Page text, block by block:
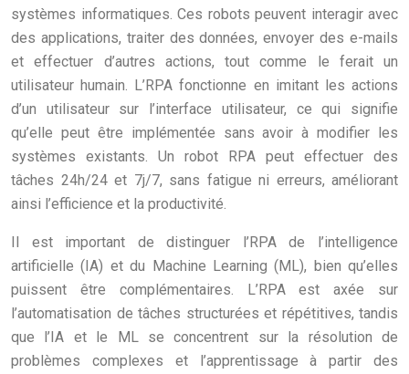
systèmes informatiques. Ces robots peuvent interagir avec
des applications, traiter des données, envoyer des e-mails
et effectuer d’autres actions, tout comme le ferait un
utilisateur humain. L’RPA fonctionne en imitant les actions
d’un utilisateur sur l’interface utilisateur, ce qui signifie
qu’elle peut être implémentée sans avoir à modifier les
systèmes existants. Un robot RPA peut effectuer des
tâches 24h/24 et 7j/7, sans fatigue ni erreurs, améliorant
ainsi l’efficience et la productivité.
Il est important de distinguer l’RPA de l’intelligence
artificielle (IA) et du Machine Learning (ML), bien qu’elles
puissent être complémentaires. L’RPA est axée sur
l’automatisation de tâches structurées et répétitives, tandis
que l’IA et le ML se concentrent sur la résolution de
problèmes complexes et l’apprentissage à partir des